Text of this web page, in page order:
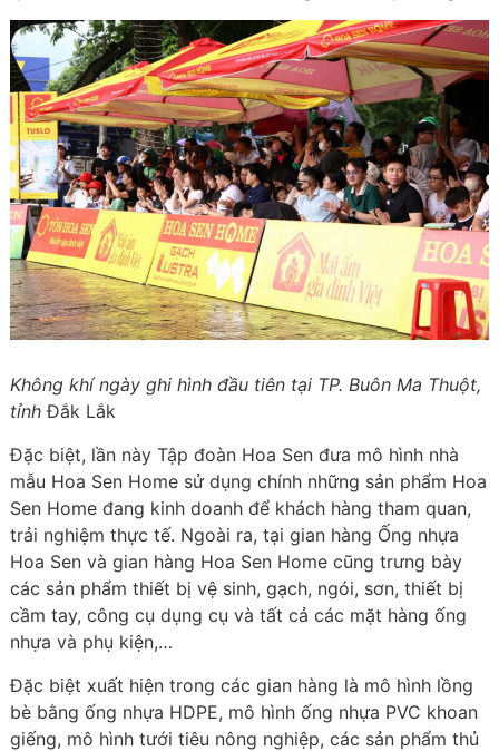
Không khí ngày ghi hình đầu tiên tại TP. Buôn Ma Thuột,
tỉnhĐắk Lắk
Đặc biệt, lần này Tập đoàn Hoa Sen đưa mô hình nhà
mẫu Hoa Sen Home sử dụng chính những sản phẩm Hoa
Sen Home đang kinh doanh để khách hàng tham quan,
trải nghiệm thực tế. Ngoài ra, tại gian hàng Ống nhựa
Hoa Sen và gian hàng Hoa Sen Home cũng trưng bày
các sản phẩm thiết bị vệ sinh, gạch, ngói, sơn, thiết bị
cầm tay, công cụ dụng cụ và tất cả các mặt hàng ống
nhựa và phụ kiện,…
Đặc biệt xuất hiện trong các gian hàng là mô hình lồng
bè bằng ống nhựa HDPE, mô hình ống nhựa PVC khoan
giếng, mô hình tưới tiêu nông nghiệp, các sản phẩm thủ